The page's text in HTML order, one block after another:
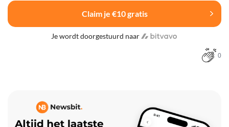
Claim je €10 gratis
Je wordt doorgestuurd naar
0